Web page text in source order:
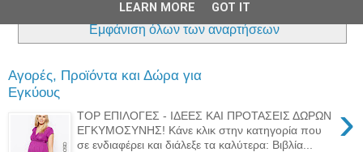
Εμφάνιση αναρτήσεων με ετικέταΑγορές για Εγκύους
Εμφάνιση όλων των αναρτήσεων
Αγορές, Προϊόντα και Δώρα για
Εγκύους
›
TOP ΕΠΙΛΟΓΕΣ - ΙΔΕΕΣ ΚΑΙ ΠΡΟΤΑΣΕΙΣ ΔΩΡΩΝ
ΕΓΚΥΜΟΣΥΝΗΣ! Κάνε κλικ στην κατηγορία που
σε ενδιαφέρει και διάλεξε τα καλύτερα: Βιβλία...
LEARN MORE GOT IT